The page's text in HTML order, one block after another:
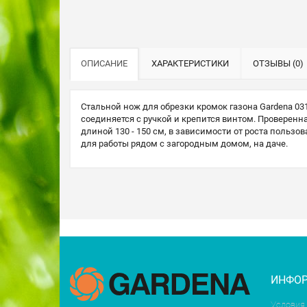
ОПИСАНИЕ ХАРАКТЕРИСТИКИ ОТЗЫВЫ (0)
Стальной нож для обрезки кромок газона Gardena
соединяется с ручкой и крепится винтом.
длиной 130 - 150 см, в зависимости от роста
для работы рядом с загородным домом, на даче.
Условия